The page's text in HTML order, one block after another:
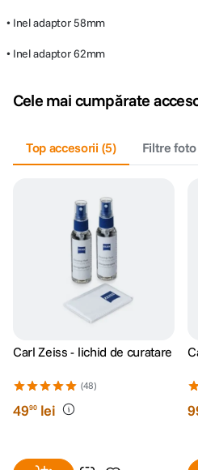
• Inel adaptor 58mm
• Inel adaptor 62mm
Cele mai cumpărate
Top accesorii (5) Filtre foto
Carl Zeiss - lichid de curatare
(48)
4990 lei